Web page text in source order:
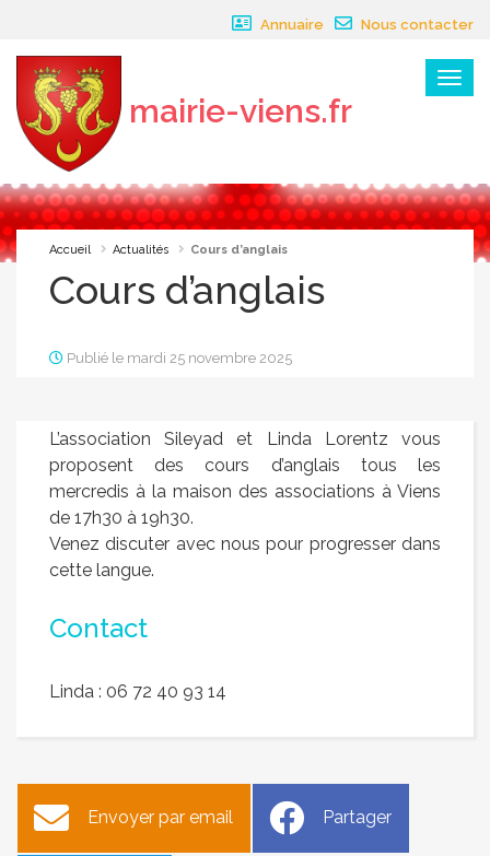
Annuaire Nous contacter
Menu
mairie-viens.fr
×
Accueil Actualités Cours d’anglais
Cours d’anglais
Publié le mardi 25 novembre 2025
L’association Sileyad et Linda Lorentz vous
proposent des cours d’anglais tous les
mercredis à la maison des associations à Viens
de 17h30 à 19h30.
Venez discuter avec nous pour progresser dans
cette langue.
Contact
Linda : 06 72 40 93 14
Envoyer par email Partager
Panneau de gestion des cookies